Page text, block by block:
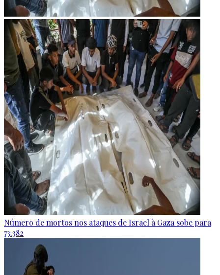
Número de mortos nos ataques de Israel à Gaza sobe para
73.382